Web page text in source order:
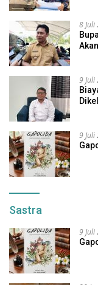
8 Juli
9 Juli
9 Juli
Sastra
9 Juli